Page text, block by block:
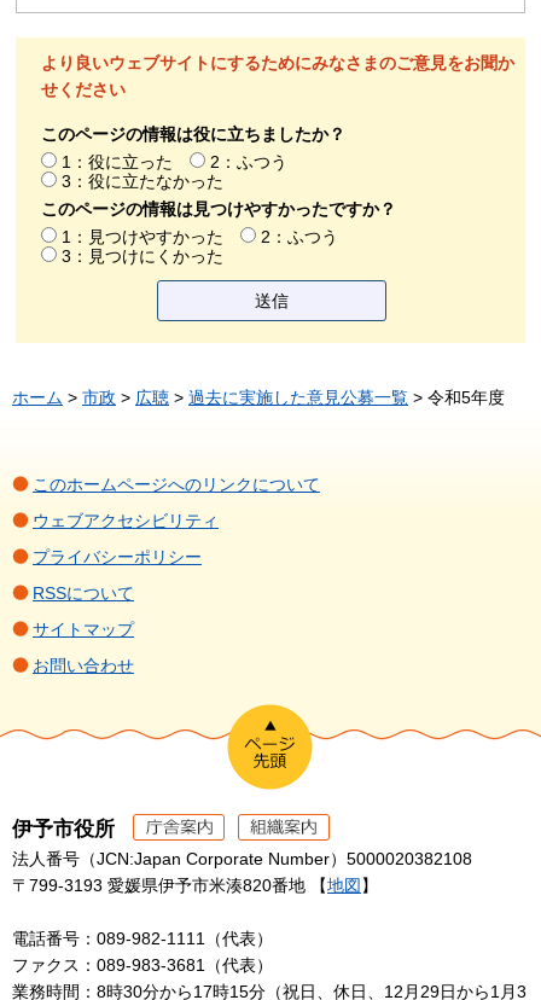
より良いウェブサイトにするためにみなさまのご意見をお聞か
せください
このページの情報は役に立ちましたか？
1：役に立った
2：ふつう
3：役に立たなかった
このページの情報は見つけやすかったですか？
1：見つけやすかった
2：ふつう
3：見つけにくかった
ホーム > 市政 > 広聴 > 過去に実施した意見公募一覧 > 令和5年度
このホームページへのリンクについて
ウェブアクセシビリティ
プライバシーポリシー
RSSについて
サイトマップ
お問い合わせ
伊予市役所
法人番号（JCN:Japan Corporate Number）5000020382108
〒799-3193 愛媛県伊予市米湊820番地 【地図 】
電話番号：089-982-1111（代表）
ファクス：089-983-3681（代表）
業務時間：8時30分から17時15分（祝日、休日、12月29日から1月3